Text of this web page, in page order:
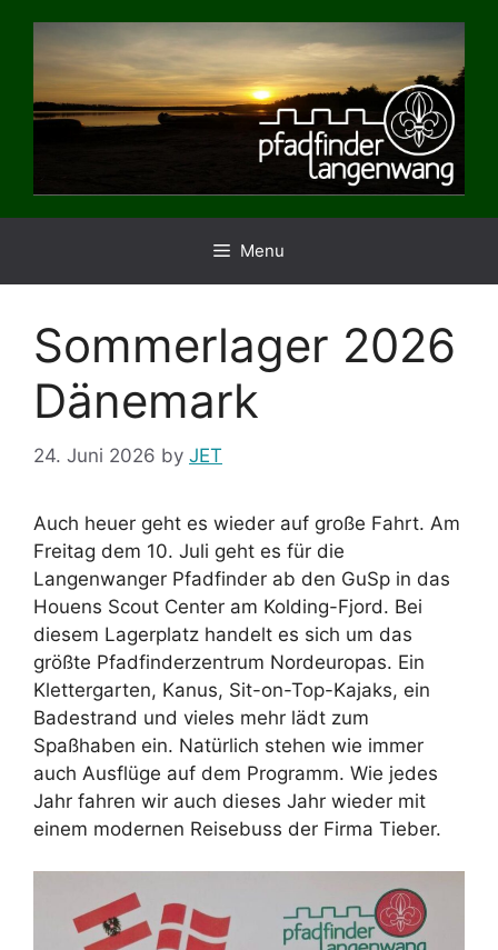
Menu
Sommerlager 2026
Dänemark
24. Juni 2026 by JET
Auch heuer geht es wieder auf große Fahrt. Am
Freitag dem 10. Juli geht es für die
Langenwanger Pfadfinder ab den GuSp in das
Houens Scout Center am Kolding-Fjord. Bei
diesem Lagerplatz handelt es sich um das
größte Pfadfinderzentrum Nordeuropas. Ein
Klettergarten, Kanus, Sit-on-Top-Kajaks, ein
Badestrand und vieles mehr lädt zum
Spaßhaben ein. Natürlich stehen wie immer
auch Ausflüge auf dem Programm. Wie jedes
Jahr fahren wir auch dieses Jahr wieder mit
einem modernen Reisebuss der Firma Tieber.